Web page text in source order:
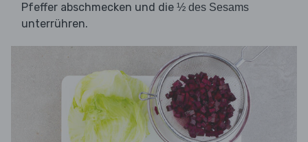
Pfeffer abschmecken und die ½ des Sesams
unterrühren.